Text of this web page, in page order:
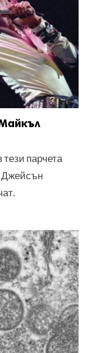
парчета
Джейсън